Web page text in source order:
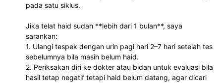
pada satu siklus.
Jika telat haid sudah **lebih dari 1 bulan**, saya
sarankan:
1. Ulangi tespek dengan urin pagi hari 2–7 hari setelah tes
sebelumnya bila masih belum haid.
2. Periksakan diri ke dokter atau bidan untuk evaluasi bila
hasil tetap negatif tetapi haid belum datang, agar dicari